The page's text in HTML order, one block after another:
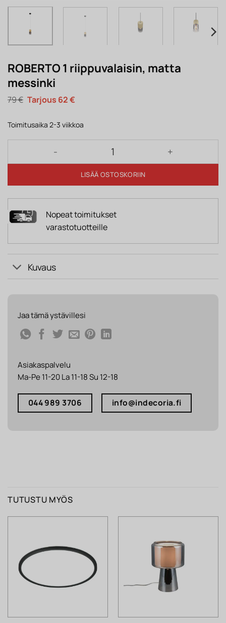
ROBERTO 1 riippuvalaisin, matta
messinki
79€ Alkuperäinen
hinta
79 €.
62€Nykyinen
62 €.
Toimitusaika 2-3 viikkoa
ROBERTO 1 riippuvalaisin, matta messinki määrä
LISÄÄ OSTOSKORIIN
Nopeat toimitukset
varastotuotteille
Kuvaus
Jaa tämä ystävillesi
Asiakaspalvelu
Ma-Pe 11-20 La 11-18 Su 12-18
044 989 3706 info@indecoria.fi
TUTUSTU MYÖS